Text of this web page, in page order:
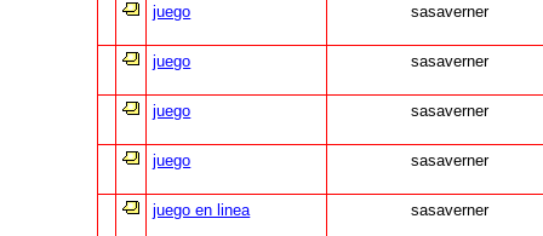
juego sasaverner
juego sasaverner
juego sasaverner
juego sasaverner
juego en linea sasaverner